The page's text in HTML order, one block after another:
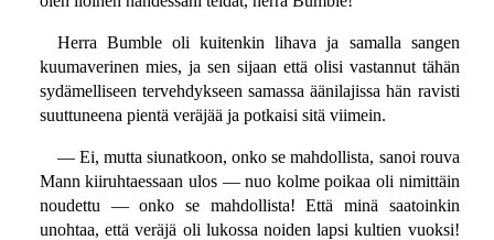
Herra Bumble oli kuitenkin lihava ja samalla sangen
kuumaverinen mies, ja sen sijaan että olisi vastannut tähän
sydämelliseen tervehdykseen samassa äänilajissa hän ravisti
suuttuneena pientä veräjää ja potkaisi sitä viimein.
— Ei, mutta siunatkoon, onko se mahdollista, sanoi rouva
Mann kiiruhtaessaan ulos — nuo kolme poikaa oli nimittäin
noudettu — onko se mahdollista! Että minä saatoinkin
unohtaa, että veräjä oli lukossa noiden lapsi kultien vuoksi!